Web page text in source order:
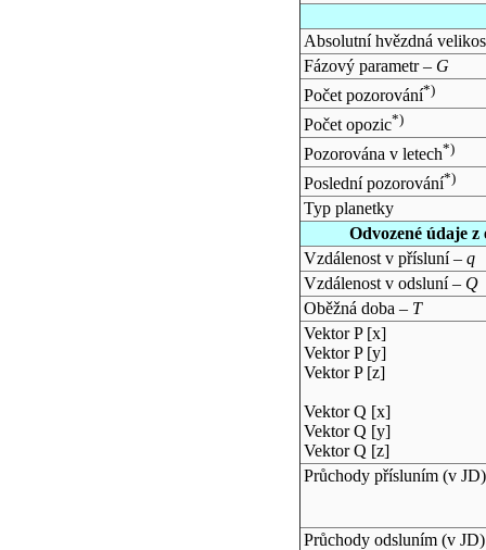
Absolutní hvězdná
Fázový parametr – G
Počet pozorování*)
Počet opozic*)
Pozorována v letech*)
Poslední pozorování*)
Typ planetky
Odvozené údaje
Vzdálenost v přísluní – q
Vzdálenost v odsluní – Q
Oběžná doba – T
Vektor P [x]
Vektor P [y]
Vektor P [z]
Vektor Q [x]
Vektor Q [y]
Vektor Q [z]
Průchody přísluním (v JD)
Průchody odsluním (v JD)